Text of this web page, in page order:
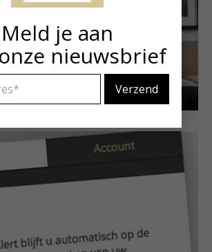
particulieren
Meld je aan
nieuwsbrief
*